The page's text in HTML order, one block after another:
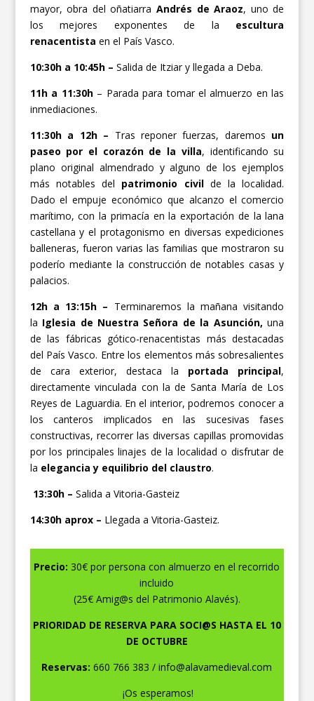
mayor, obra del oñatiarra Andrés de Araoz, uno de
los mejores exponentes de la
escultura
renacentista en el País Vasco.
10:30h a 10:45h – Salida de Itziar y llegada a Deba.
11h a 11:30h – Parada para tomar el almuerzo en las
inmediaciones.
11:30h a 12h – Tras reponer fuerzas, daremos un
paseo por el corazón de la villa, identificando su
plano original almendrado y alguno de los ejemplos
más notables del patrimonio civil de la localidad.
Dado el empuje económico que alcanzo el comercio
marítimo, con la primacía en la exportación de la lana
castellana y el protagonismo en diversas expediciones
balleneras, fueron varias las familias que mostraron su
poderío mediante la construcción de notables casas y
palacios.
12h a 13:15h – Terminaremos la mañana visitando
la Iglesia de Nuestra Señora de la Asunción, una
de las fábricas gótico-renacentistas más destacadas
del País Vasco. Entre los elementos más sobresalientes
de cara exterior, destaca la
portada principal,
directamente vinculada con la de Santa María de Los
Reyes de Laguardia. En el interior, podremos conocer a
los canteros implicados en las sucesivas fases
constructivas, recorrer las diversas capillas promovidas
por los principales linajes de la localidad o disfrutar de
la elegancia y equilibrio del claustro.
13:30h – Salida a Vitoria-Gasteiz
14:30h aprox – Llegada a Vitoria-Gasteiz.
Precio: 30€ por persona con almuerzo en el recorrido
incluido
(25€ Amig@s del Patrimonio Alavés).
PRIORIDAD DE RESERVA PARA SOCI@S HASTA EL 10
DE OCTUBRE
Reservas: 660 766 383 /info@alavamedieval.com
¡Os esperamos!